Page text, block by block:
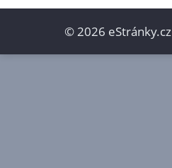
© 2026 eStránky.cz